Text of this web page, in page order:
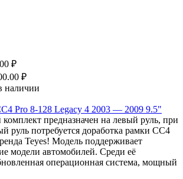
₽
₽
наличии
Pro 8-128 Legacy 4 2003 — 2009 9.5"
предназначен на левый руль, при
руль потребуется доработка рамки СС4
Teyes! Модель поддерживает
модели автомобилей. Среди её
операционная система, мощный